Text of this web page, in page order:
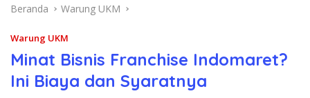
Beranda Warung UKM
Warung UKM
Minat Bisnis Franchise Indomaret?
Ini Biaya dan Syaratnya